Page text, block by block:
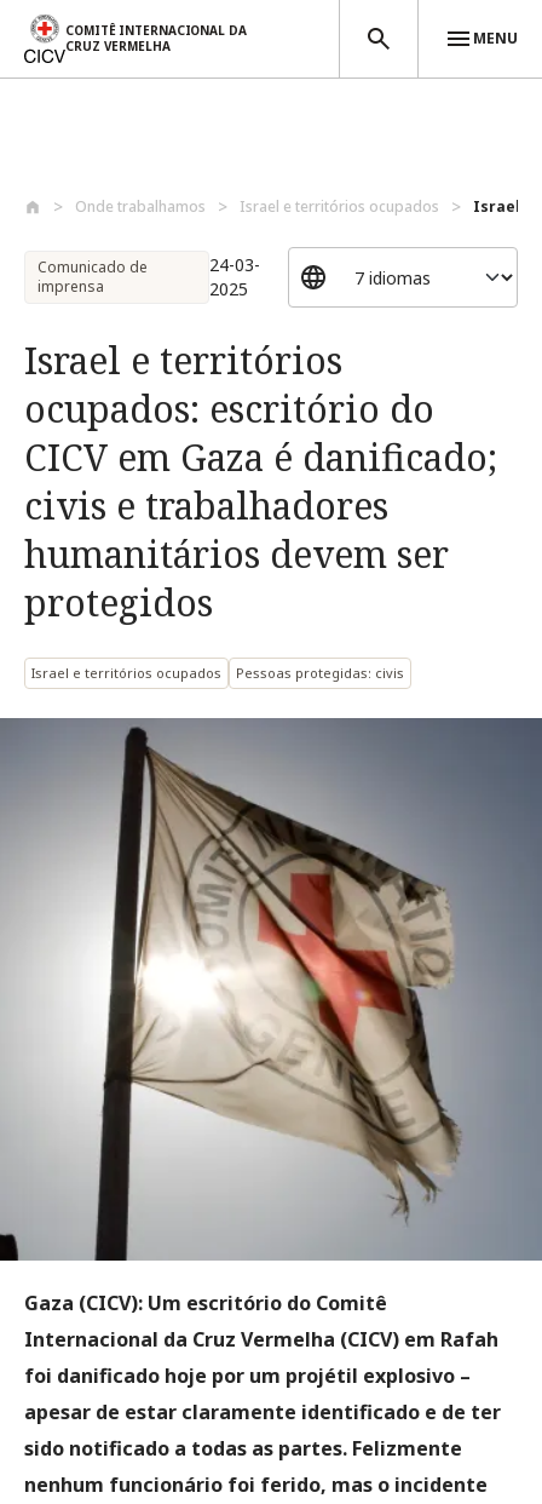
COMITÊ INTERNACIONAL DA
CRUZ VERMELHA
MENU
Onde trabalhamos Israel e territórios ocupados Israel e
Comunicado de
imprensa
24-03-
2025
Israel e territórios
ocupados: escritório do
CICV em Gaza é danificado;
civis e trabalhadores
humanitários devem ser
protegidos
Israel e territórios ocupados Pessoas protegidas: civis
Gaza (CICV): Um escritório do Comitê
Internacional da Cruz Vermelha (CICV) em Rafah
foi danificado hoje por um projétil explosivo –
apesar de estar claramente identificado e de ter
sido notificado a todas as partes. Felizmente
nenhum funcionário foi ferido, mas o incidente